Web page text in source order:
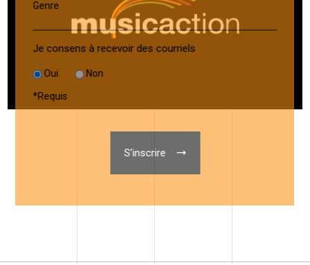
Genre
Je consens à recevoir des courriels
Oui Non
*Requis